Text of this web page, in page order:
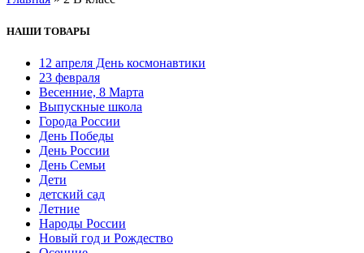
НАШИ ТОВАРЫ
12 апреля День космонавтики
23 февраля
Весенние, 8 Марта
Выпускные школа
Города России
День Победы
День России
День Семьи
Дети
детский сад
Летние
Народы России
Новый год и Рождество